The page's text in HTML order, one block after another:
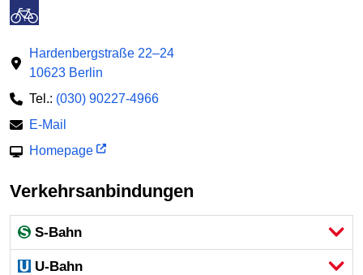
Hardenbergstraße 22–24
10623 Berlin
Tel.: (030) 90227-4966
E-Mail
Homepage
Verkehrsanbindungen
S-Bahn
U-Bahn